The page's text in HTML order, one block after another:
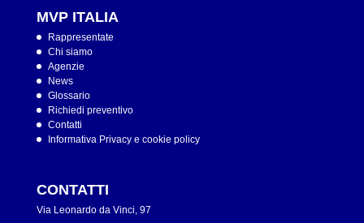
MVP ITALIA
Rappresentate
Chi siamo
Agenzie
News
Glossario
Richiedi preventivo
Contatti
Informativa Privacy e cookie policy
CONTATTI
Via Leonardo da Vinci, 97